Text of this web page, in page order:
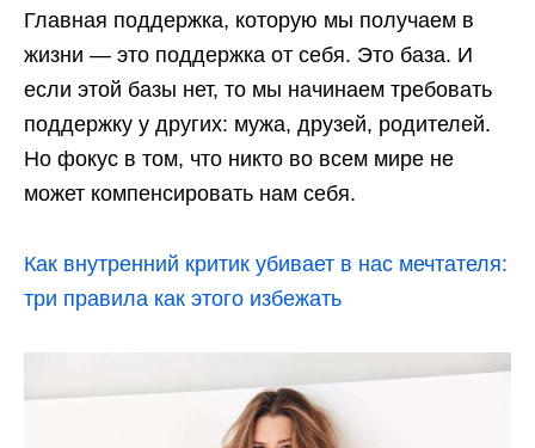
Главная поддержка, которую мы получаем в
жизни — это поддержка от себя. Это база. И
если этой базы нет, то мы начинаем требовать
поддержку у других: мужа, друзей, родителей.
Но фокус в том, что никто во всем мире не
может компенсировать нам себя.
Как внутренний критик убивает в нас мечтателя:
три правила как этого избежать